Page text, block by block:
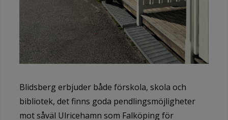
Blidsberg erbjuder både förskola, skola och
bibliotek, det finns goda pendlingsmöjligheter
mot såväl Ulricehamn som Falköping för